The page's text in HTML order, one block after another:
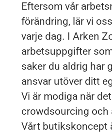
Eftersom vår
förändring, lär vi
varje dag. I Arken
arbetsuppgifter
saker du aldrig har
ansvar utöver ditt
Vi är modiga när
crowdsourcing och
Vårt butikskoncept